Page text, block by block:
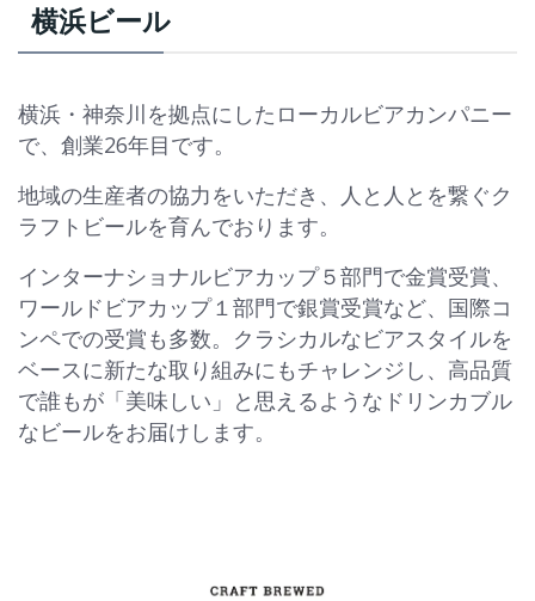
横浜ビール
横浜・神奈川を拠点にしたローカルビアカンパニー
で、創業26年目です。
地域の生産者の協力をいただき、人と人とを繋ぐク
ラフトビールを育んでおります。
インターナショナルビアカップ５部門で金賞受賞、
ワールドビアカップ１部門で銀賞受賞など、国際コ
ンペでの受賞も多数。クラシカルなビアスタイルを
ベースに新たな取り組みにもチャレンジし、高品質
で誰もが「美味しい」と思えるようなドリンカブル
なビールをお届けします。